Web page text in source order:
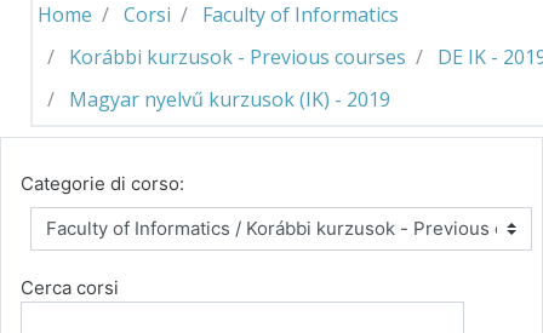
Home Corsi
Faculty of Informatics
Korábbi kurzusok - Previous courses
DE IK -
Magyar nyelvű kurzusok (IK) - 2019
Categorie di corso:
Cerca corsi